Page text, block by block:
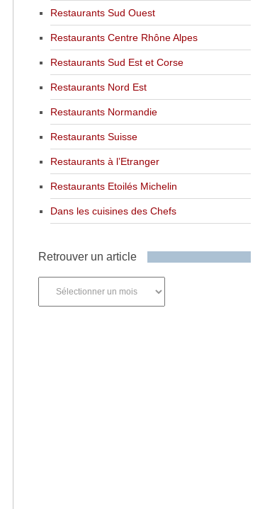
Restaurants Sud Ouest
Restaurants Centre Rhône Alpes
Restaurants Sud Est et Corse
Restaurants Nord Est
Restaurants Normandie
Restaurants Suisse
Restaurants à l’Etranger
Restaurants Etoilés Michelin
Dans les cuisines des Chefs
Retrouver un article